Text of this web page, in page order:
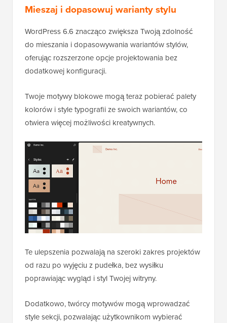
Mieszaj i dopasowuj warianty stylu
WordPress 6.6 znacząco zwiększa Twoją zdolność
do mieszania i dopasowywania wariantów stylów,
oferując rozszerzone opcje projektowania bez
dodatkowej konfiguracji.
Twoje motywy blokowe mogą teraz pobierać palety
kolorów i style typografii ze swoich wariantów, co
otwiera więcej możliwości kreatywnych.
Te ulepszenia pozwalają na szeroki zakres projektów
od razu po wyjęciu z pudełka, bez wysiłku
poprawiając wygląd i styl Twojej witryny.
Dodatkowo, twórcy motywów mogą wprowadzać
style sekcji, pozwalając użytkownikom wybierać